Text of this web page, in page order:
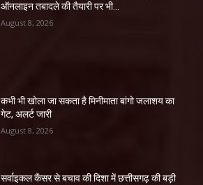
ऑनलाइन तबादले की तैयारी पर भी...
August 8, 2026
कभी भी खोला जा सकता है मिनीमाता बांगो जलाशय का
गेट, अलर्ट जारी
August 8, 2026
सर्वाइकल कैंसर से बचाव की दिशा में छत्तीसगढ़ की बड़ी